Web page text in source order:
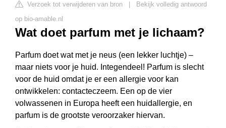
Verzoek tot verwijderen van bron
Bekijk volledig antwoord
op bio-amable.nl
Wat doet parfum met je lichaam?
Parfum doet wat met je neus (een lekker luchtje) –
maar niets voor je huid. Integendeel! Parfum is slecht
voor de huid omdat je er een allergie voor kan
ontwikkelen: contacteczeem. Een op de vier
volwassenen in Europa heeft een huidallergie, en
parfum is de grootste veroorzaker hiervan.